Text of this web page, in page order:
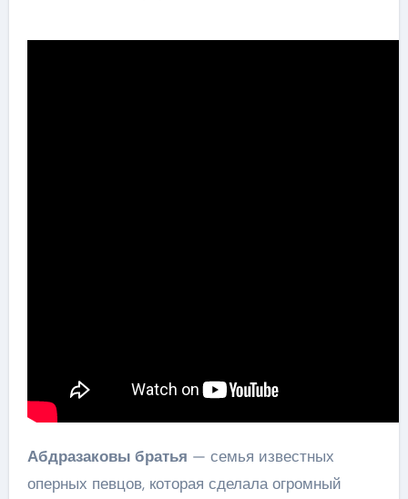
Абдразаковы братья — семья известных
оперных певцов, которая сделала огромный